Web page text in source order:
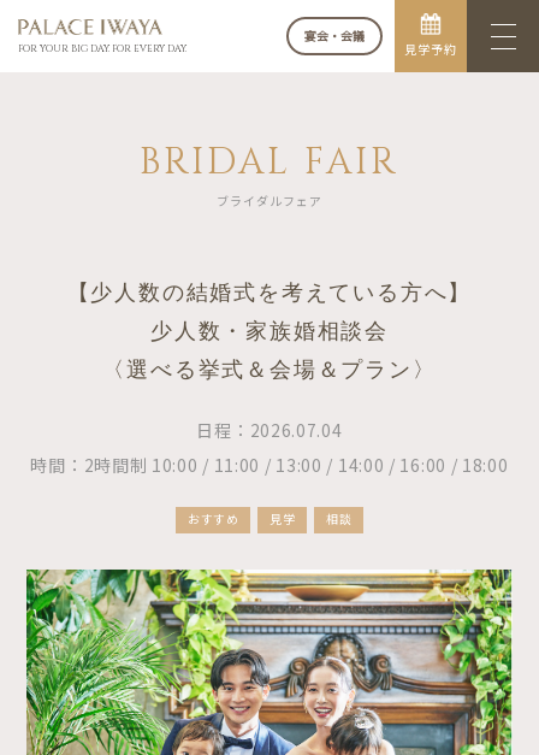
FOR YOUR BIG DAY. FOR EVERY DAY.
宴会・会議
見学予約
BRIDAL FAIR
ブライダルフェア
【少人数の結婚式を考えている方へ】
少人数・家族婚相談会
〈選べる挙式＆会場＆プラン〉
日程：2026.07.04
時間：2時間制 10:00 / 11:00 / 13:00 / 14:00 / 16:00 / 18:00
おすすめ 見学 相談